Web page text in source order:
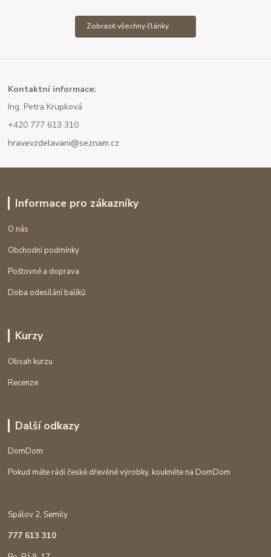
Zobrazit všechny články
Kontaktní informace:
Ing. Petra Krupková
+420 777 613 310
hravevzdelavani@seznam.cz
Informace pro zákazníky
O nás
Obchodní podmínky
Poštovné a doprava
Doba odesílání balíků
Kurzy
Obsah kurzu
Recenze
Další odkazy
DomDom
Pokud máte rádi české dřevěné výrobky, koukněte na DomDom
Spálov 2, Semily
777 613 310